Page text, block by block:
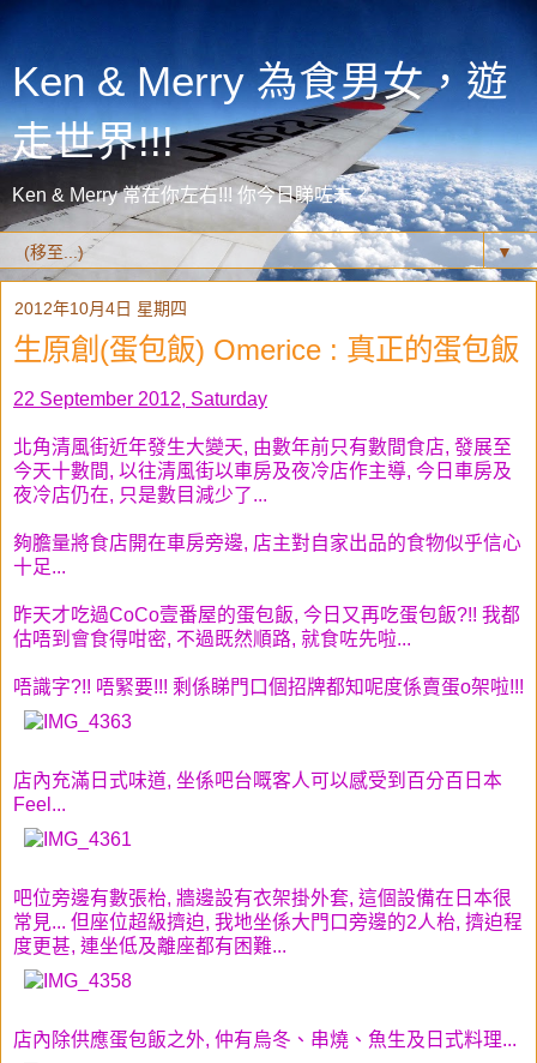
Ken & Merry 為食男女，遊
走世界!!!
Ken & Merry 常在你左右!!! 你今日睇咗未？
▼
2012年10月4日 星期四
生原創(蛋包飯) Omerice : 真正的蛋包飯
22 September 2012, Saturday
北角清風街近年發生大變天, 由數年前只有數間食店, 發展至
今天十數間, 以往清風街以車房及夜冷店作主導, 今日車房及
夜冷店仍在, 只是數目減少了...
夠膽量將食店開在車房旁邊, 店主對自家出品的食物似乎信心
十足...
昨天才吃過CoCo壹番屋的蛋包飯, 今日又再吃蛋包飯?!! 我都
估唔到會食得咁密, 不過既然順路, 就食咗先啦...
唔識字?!! 唔緊要!!! 剩係睇門口個招牌都知呢度係賣蛋o架啦!!!
店內充滿日式味道, 坐係吧台嘅客人可以感受到百分百日本
Feel...
吧位旁邊有數張枱, 牆邊設有衣架掛外套, 這個設備在日本很
常見... 但座位超級擠迫, 我地坐係大門口旁邊的2人枱, 擠迫程
度更甚, 連坐低及離座都有困難...
店內除供應蛋包飯之外, 仲有烏冬、 串燒、 魚生及日式料理...